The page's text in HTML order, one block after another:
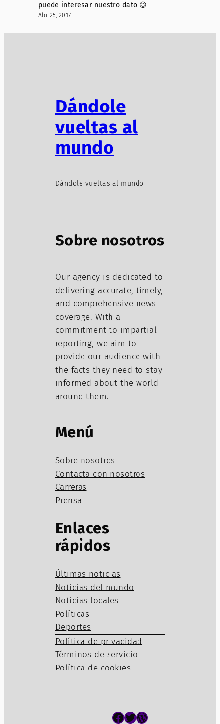
puede interesar nuestro dato 😉
Abr 25, 2017
Dándole
vueltas al
mundo
Dándole vueltas al mundo
Sobre nosotros
Our agency is dedicated to
delivering accurate, timely,
and comprehensive news
coverage. With a
commitment to impartial
reporting, we aim to
provide our audience with
the facts they need to stay
informed about the world
around them.
Menú
Sobre nosotros
Contacta con nosotros
Carreras
Prensa
Enlaces
rápidos
Últimas noticias
Noticias del mundo
Noticias locales
Políticas
Deportes
Política de privacidad
Términos de servicio
Política de cookies
Facebook Twitter WordPress